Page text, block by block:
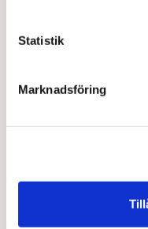
Statistik
Marknadsföring
tillväxten, driva
3 months ago | Av: